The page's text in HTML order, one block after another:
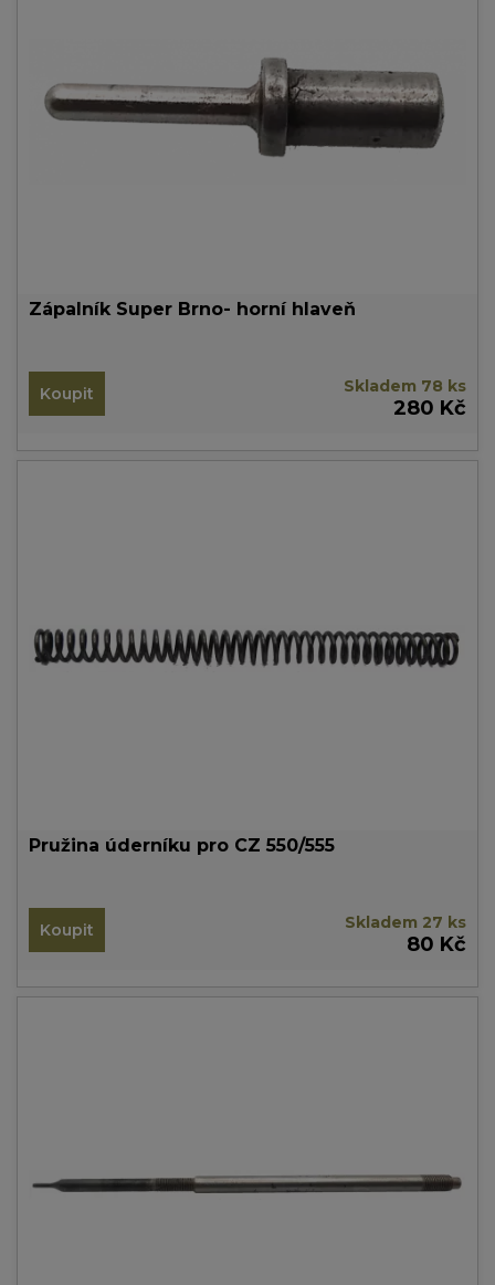
Zápalník Super Brno- horní hlaveň
Koupit Skladem 78 ks
280 Kč
Pružina úderníku pro CZ 550/555
Koupit Skladem 27 ks
80 Kč